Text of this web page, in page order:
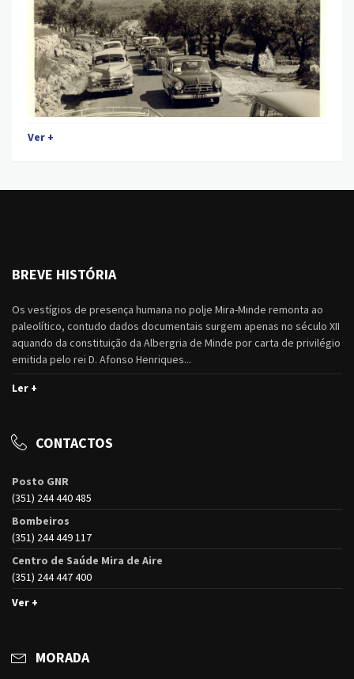
Ver +
BREVE HISTÓRIA
Os vestígios de presença humana no polje Mira-Minde remonta ao
paleolítico, contudo dados documentais surgem apenas no século XII
aquando da constituição da Albergria de Minde por carta de privilégio
emitida pelo rei D. Afonso Henriques...
Ler +
CONTACTOS
Posto GNR
(351) 244 440 485
Bombeiros
(351) 244 449 117
Centro de Saúde Mira de Aire
(351) 244 447 400
Ver +
MORADA